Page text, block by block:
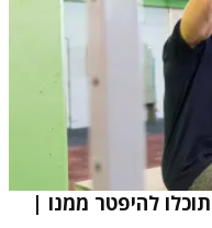
להיפטר ממנו |